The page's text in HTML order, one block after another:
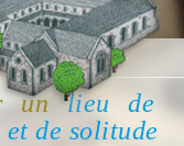
un lieu
de
de solitude